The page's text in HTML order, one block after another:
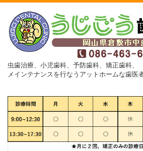
虫歯治療、小児歯科、予防歯科、矯正歯科、
メインテナンスを行なうアットホームな歯医